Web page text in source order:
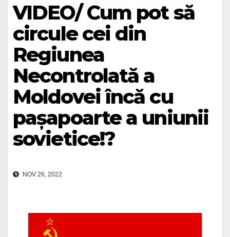
VIDEO/ Cum pot să
circule cei din
Regiunea
Necontrolată a
Moldovei încă cu
pașapoarte a uniunii
sovietice!?
NOV 26, 2022